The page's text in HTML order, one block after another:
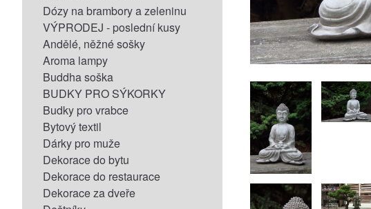
Dózy na brambory a zeleninu
VÝPRODEJ - poslední kusy
Andělé, něžné sošky
Aroma lampy
Buddha soška
BUDKY PRO SÝKORKY
Budky pro vrabce
Bytový textil
Dárky pro muže
Dekorace do bytu
Dekorace do restaurace
Dekorace za dveře